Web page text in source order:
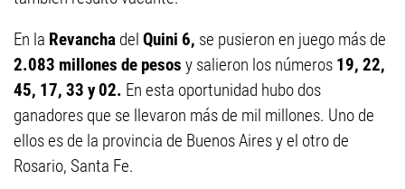
En la Revancha del Quini 6, se pusieron en juego más de
2.083 millones de pesos y salieron los números 19, 22,
45, 17, 33 y 02. En esta oportunidad hubo dos
ganadores que se llevaron más de mil millones. Uno de
ellos es de la provincia de Buenos Aires y el otro de
Rosario, Santa Fe.